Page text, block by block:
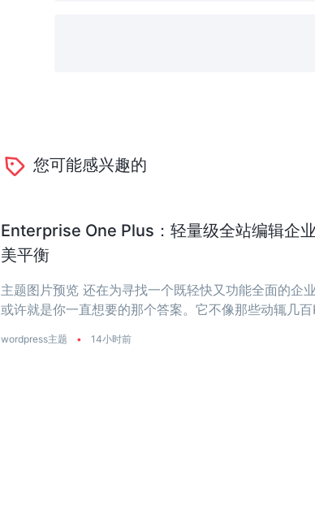
您可能感兴趣的
Enterprise One Plus：轻量级全站编辑企
美平衡
主题图片预览 还在为寻找一个既轻快又功能全面的企
或许就是你一直想要的那个答案。它不像那些动辄几
wordpress主题 • 14小时前